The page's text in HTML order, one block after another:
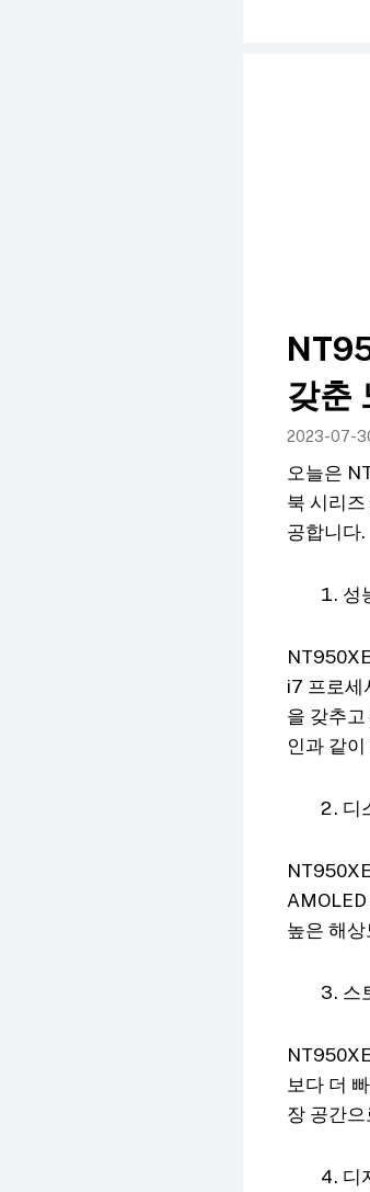
갖춘
2023-07-
오늘은
북 시리
공합니다.
성
i7 프로세
을 갖추
인과 같
디
높은 해
스
보다 더
장 공간
디